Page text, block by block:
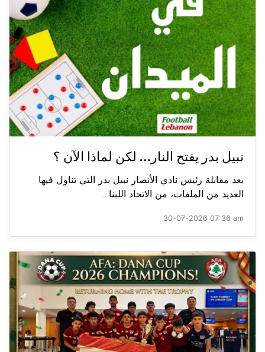
نبيل بدر يفتح النار… لكن لماذا الآن ؟
بعد مقابلة رئيس نادي الأنصار نبيل بدر التي تناول فيها
العديد من الملفات، من الاتحاد اللبنا...
30-07-2026 07:36 am